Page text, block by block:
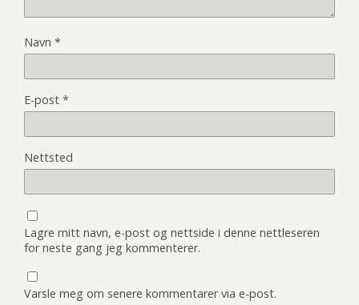
Navn *
E-post *
Nettsted
Lagre mitt navn, e-post og nettside i denne nettleseren
for neste gang jeg kommenterer.
Varsle meg om senere kommentarer via e-post.